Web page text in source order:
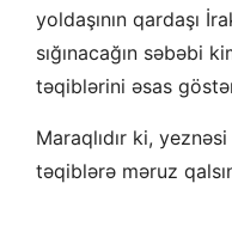
yoldaşının qardaşı
sığınacağın səbəbi
təqiblərini əsas
Maraqlıdır ki,
təqiblərə məruz